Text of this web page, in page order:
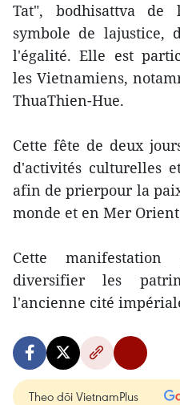
Tat", bodhisattva de
symbole de lajustice,
l'égalité. Elle est
les Vietnamiens,
ThuaThien-Hue.
Cette fête de deux
d'activités culturelles
afin de prierpour la
monde et en Mer
Cette
diversifier les
l'ancienne cité
Theo dõi VietnamPlus